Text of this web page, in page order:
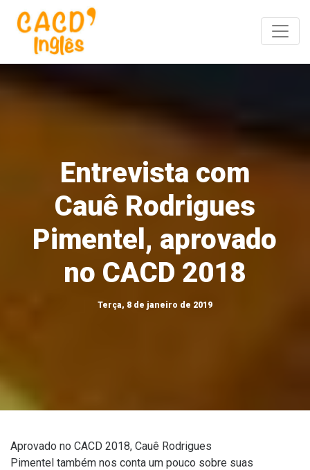
Entrevista com
Cauê Rodrigues
Pimentel, aprovado
no CACD 2018
Terça, 8 de janeiro de 2019
Aprovado no CACD 2018, Cauê Rodrigues
Pimentel também nos conta um pouco sobre suas